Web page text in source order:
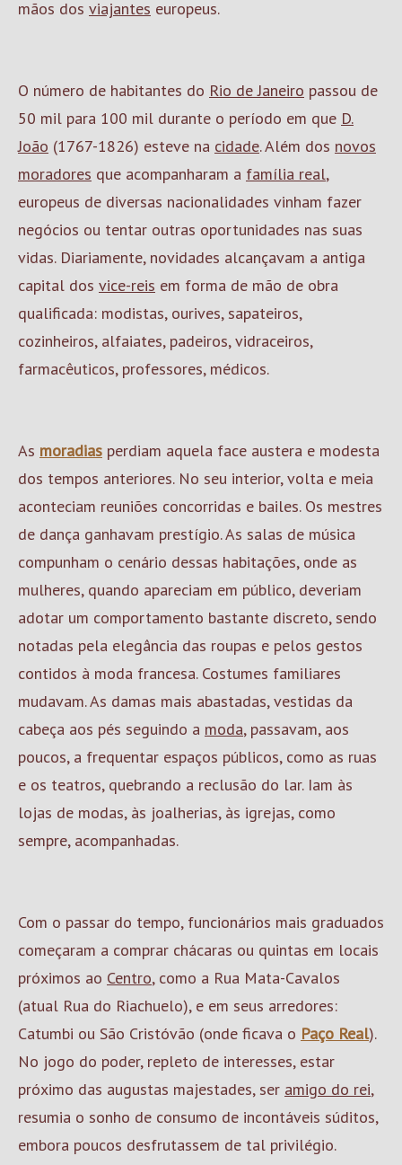
mãos dos viajantes europeus.
O número de habitantes do Rio de Janeiro passou de
50 mil para 100 mil durante o período em que D.
João (1767-1826) esteve na cidade. Além dos novos
moradores que acompanharam a família real,
europeus de diversas nacionalidades vinham fazer
negócios ou tentar outras oportunidades nas suas
vidas. Diariamente, novidades alcançavam a antiga
capital dos vice-reis em forma de mão de obra
qualificada: modistas, ourives, sapateiros,
cozinheiros, alfaiates, padeiros, vidraceiros,
farmacêuticos, professores, médicos.
As moradias perdiam aquela face austera e modesta
dos tempos anteriores. No seu interior, volta e meia
aconteciam reuniões concorridas e bailes. Os mestres
de dança ganhavam prestígio. As salas de música
compunham o cenário dessas habitações, onde as
mulheres, quando apareciam em público, deveriam
adotar um comportamento bastante discreto, sendo
notadas pela elegância das roupas e pelos gestos
contidos à moda francesa. Costumes familiares
mudavam. As damas mais abastadas, vestidas da
cabeça aos pés seguindo a moda, passavam, aos
poucos, a frequentar espaços públicos, como as ruas
e os teatros, quebrando a reclusão do lar. Iam às
lojas de modas, às joalherias, às igrejas, como
sempre, acompanhadas.
Com o passar do tempo, funcionários mais graduados
começaram a comprar chácaras ou quintas em locais
próximos ao Centro, como a Rua Mata-Cavalos
(atual Rua do Riachuelo), e em seus arredores:
Catumbi ou São Cristóvão (onde ficava o Paço Real).
No jogo do poder, repleto de interesses, estar
próximo das augustas majestades, ser amigo do rei,
resumia o sonho de consumo de incontáveis súditos,
embora poucos desfrutassem de tal privilégio.